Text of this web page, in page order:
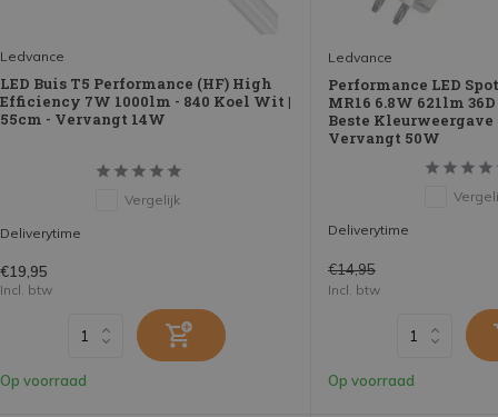
Ledvance
LED Buis T5 Performance (HF) High
Efficiency 7W 1000lm - 840 Koel Wit |
55cm - Vervangt 14W
Vergelijk
Deliverytime
€19,95
Incl. btw
Op voorraad
Ledvance
Performance LED
MR16 6.8W 621lm
Beste Kleurweergave
Vervangt 50W
Deliverytime
€14,95
Incl. btw
Op voorraad